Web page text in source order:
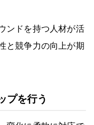
ンドを持つ人材が活
と競争力の向上が期
プを行う